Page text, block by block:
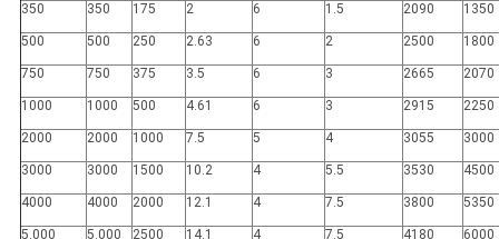
350 350 175 2 6 1.5 2090 1350
500 500 250 2.63 6 2 2500 1800
750 750 375 3.5 6 3 2665 2070
1000 1000 500 4.61 6 3 2915 2250
2000 2000 1000 7.5 5 4 3055 3000
3000 3000 1500 10.2 4 5.5 3530 4500
4000 4000 2000 12.1 4 7.5 3800 5350
5.000 5.000 2500 14.1 4 7.5 4180 6000